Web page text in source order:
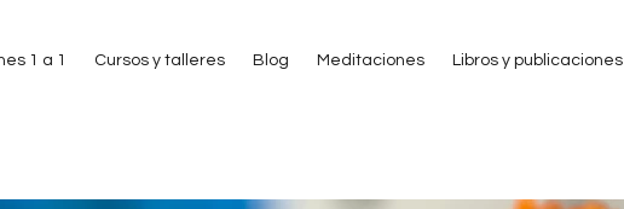
1 a 1 Cursos y talleres Blog Meditaciones Libros y publicaciones